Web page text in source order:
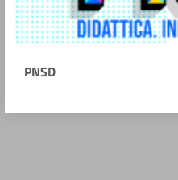
PNSD